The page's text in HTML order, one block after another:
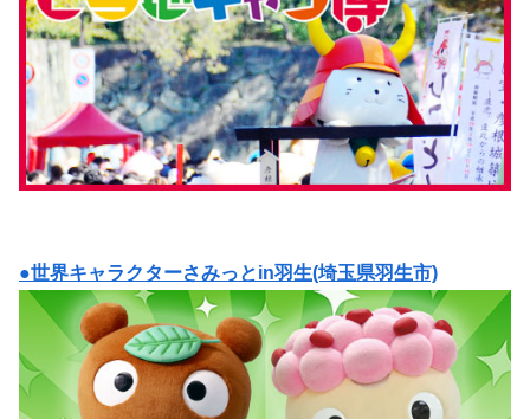
●世界キャラクターさみっとin羽生(埼玉県羽生市)